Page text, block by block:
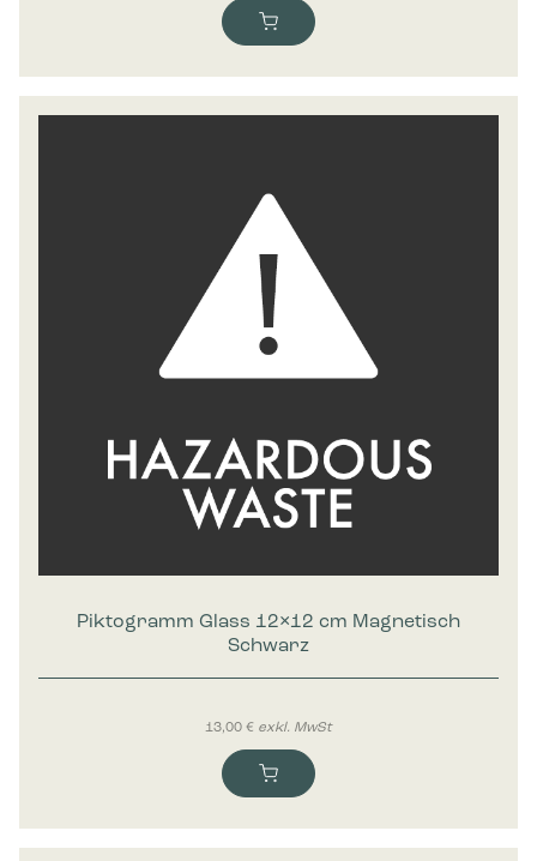
Piktogramm Glass 12×12 cm Magnetisch
Schwarz
13,00 € exkl. MwSt